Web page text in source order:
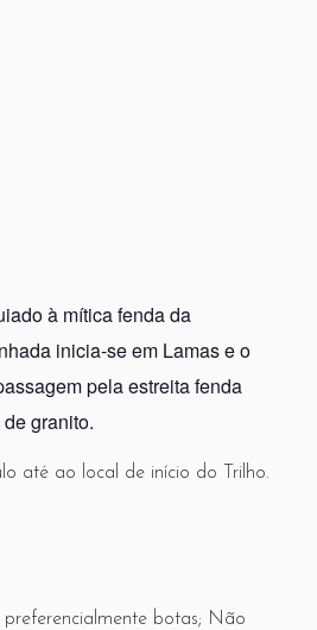
à mítica fenda da
inicia-se em Lamas e o
pela estreita fenda
granito.
até ao local de início do Trilho.
botas; Não